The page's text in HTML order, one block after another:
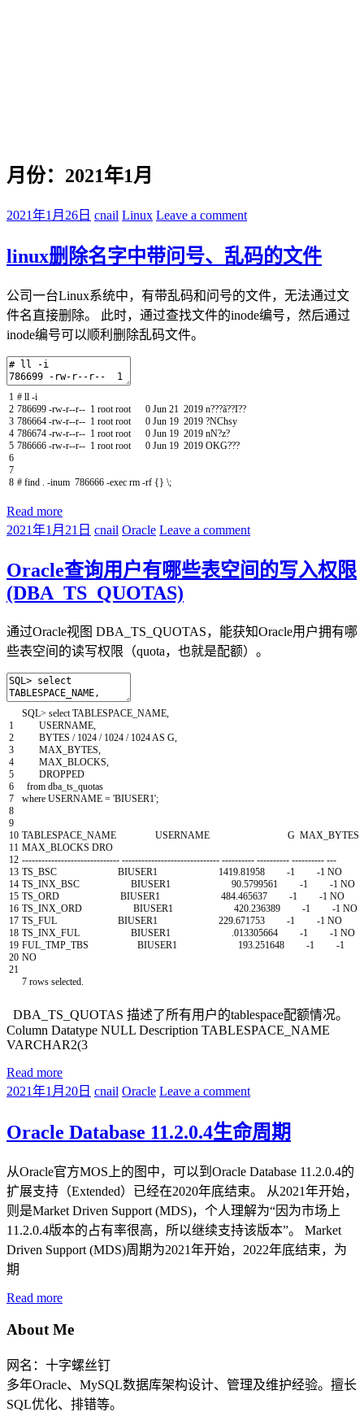
月份：2021年1月
2021年1月26日 cnail Linux Leave a comment
linux删除名字中带问号、乱码的文件
公司一台Linux系统中，有带乱码和问号的文件，无法通过文
件名直接删除。 此时，通过查找文件的inode编号，然后通过
inode编号可以顺利删除乱码文件。
1
2
3
4
5
6
7
8
# ll -i
786699 -rw-r--r-- 1 root root 0 Jun 21 2019 n???ã??I??
786664 -rw-r--r-- 1 root root 0 Jun 19 2019 ?NChsy
786674 -rw-r--r-- 1 root root 0 Jun 19 2019 nN?z?
786666 -rw-r--r-- 1 root root 0 Jun 19 2019 OKG???
# find . -inum 786666 -exec rm -rf {} \;
Read more
2021年1月21日 cnail Oracle Leave a comment
Oracle查询用户有哪些表空间的写入权限
(DBA_TS_QUOTAS)
通过Oracle视图 DBA_TS_QUOTAS，能获知Oracle用户拥有哪
些表空间的读写权限（quota，也就是配额）。
1
2
3
4
5
6
7
8
9
10
11
12
13
14
15
16
17
18
19
20
21
SQL> selectTABLESPACE_NAME,
USERNAME,
BYTES / 1024 / 1024 / 1024AS G,
MAX_BYTES,
MAX_BLOCKS,
DROPPED
from dba_ts_quotas
where USERNAME = 'BIUSER1';
TABLESPACE_NAME USERNAME G MAX_BYTES
MAX_BLOCKS DRO
------------------------------ ------------------------------ ---------- ---------- ---------- ---
TS_BSC BIUSER1 1419.81958 -1 -1 NO
TS_INX_BSC BIUSER1 90.5799561 -1 -1 NO
TS_ORD BIUSER1 484.465637 -1 -1 NO
TS_INX_ORD BIUSER1 420.236389 -1 -1 NO
TS_FUL BIUSER1 229.671753 -1 -1 NO
TS_INX_FUL BIUSER1 .013305664 -1 -1 NO
FUL_TMP_TBS BIUSER1 193.251648 -1 -1
NO
7 rows selected.
DBA_TS_QUOTAS 描述了所有用户的tablespace配额情况。
Column Datatype NULL Description TABLESPACE_NAME
VARCHAR2(3
Read more
2021年1月20日 cnail Oracle Leave a comment
Oracle Database 11.2.0.4生命周期
从Oracle官方MOS上的图中，可以到Oracle Database 11.2.0.4的
扩展支持（Extended）已经在2020年底结束。 从2021年开始，
则是Market Driven Support (MDS)，个人理解为“因为市场上
11.2.0.4版本的占有率很高，所以继续支持该版本”。 Market
Driven Support (MDS)周期为2021年开始，2022年底结束，为
期
Read more
About Me
网名：十字螺丝钉
多年Oracle、MySQL数据库架构设计、管理及维护经验。擅长
SQL优化、排错等。